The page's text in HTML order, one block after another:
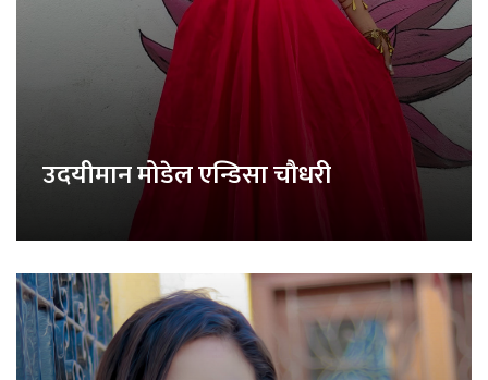
उदयीमान मोडेल एन्डिसा चौधरी